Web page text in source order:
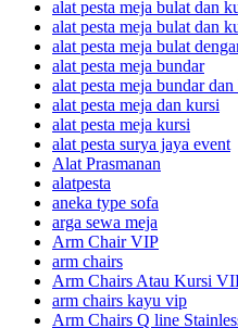
alat pesta meja bulat dan
alat pesta meja bulat dan
alat pesta meja bulat
alat pesta meja bundar
alat pesta meja bundar
alat pesta meja dan kursi
alat pesta meja kursi
alat pesta surya jaya event
Alat Prasmanan
alatpesta
aneka type sofa
arga sewa meja
Arm Chair VIP
arm chairs
Arm Chairs Atau Kursi
arm chairs kayu vip
Arm Chairs Q line